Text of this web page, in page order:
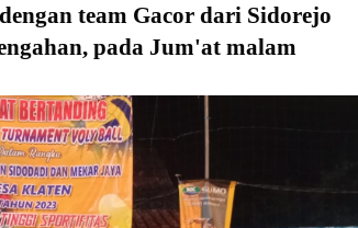
team Gacor dari Sidorejo
pada Jum'at malam